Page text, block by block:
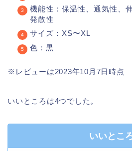
機能性：保温性、通気性、
発散性
サイズ：XS〜XL
色：黒
※レビューは2023年10月7日時点
いいところは4つでした。
いいとこ